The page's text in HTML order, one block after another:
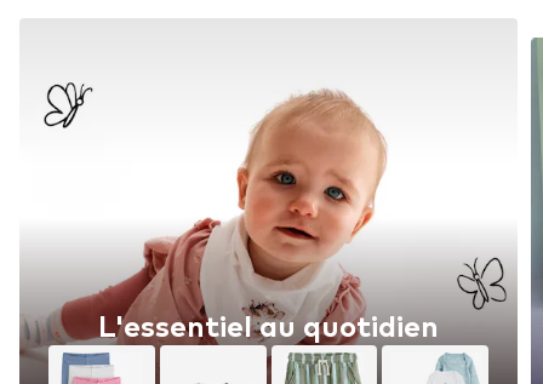
L'essentiel au quotidien